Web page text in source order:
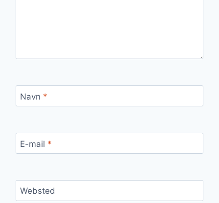
Navn *
E-mail *
Websted